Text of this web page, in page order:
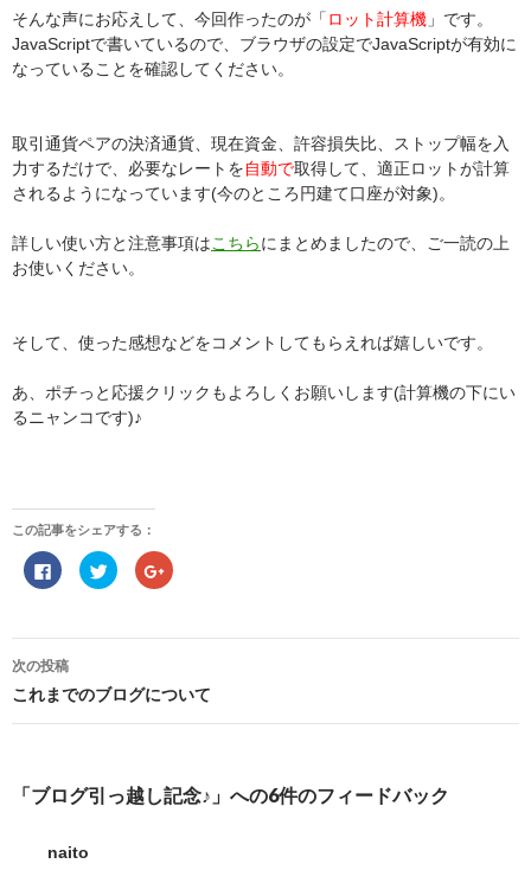
そんな声にお応えして、今回作ったのが「 ロット計算機 」です。
JavaScriptで書いているので、ブラウザの設定でJavaScriptが有効に
なっていることを確認してください。
取引通貨ペアの決済通貨、現在資金、許容損失比、ストップ幅を入
力するだけで、必要なレートを自動で取得して、適正ロットが計算
されるようになっています(今のところ円建て口座が対象)。
詳しい使い方と注意事項はこちらにまとめましたので、ご一読の上
お使いください。
そして、使った感想などをコメントしてもらえれば嬉しいです。
あ、ポチっと応援クリックもよろしくお願いします(計算機の下にい
るニャンコです)♪
この記事をシェアする：
F
a
o
k
共
す
リ
ッ
て
ク
リ
て
t
e
(
新
ク
リ
て
g
e
(
新
稿
ビ
ゲ
ン
次の投稿
これまでのブログについて
「ブログ引っ越し記念♪」への6件のフィードバック
naito